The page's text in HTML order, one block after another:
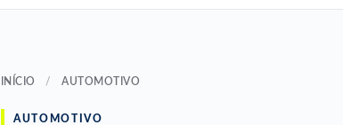
INÍCIO / AUTOMOTIVO
AUTOMOTIVO